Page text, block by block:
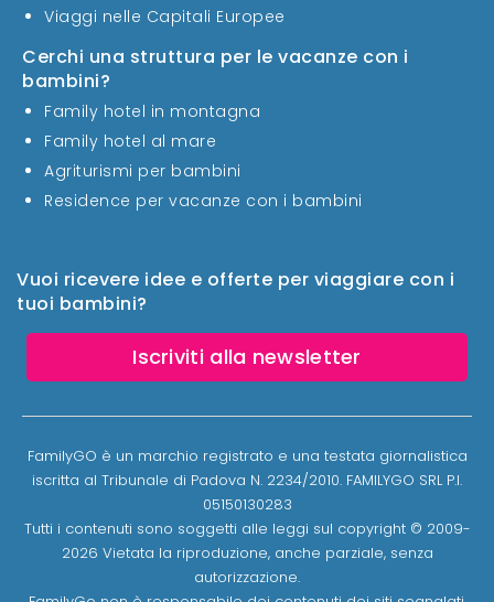
Vuoi ricevere idee e offerte per viaggiare con i
tuoi bambini?
Iscriviti alla newsletter
Viaggi nelle Capitali Europee
Cerchi una struttura per le vacanze con i
bambini?
Family hotel in montagna
Family hotel al mare
Agriturismi per bambini
Residence per vacanze con i bambini
FamilyGO è un marchio registrato e una testata giornalistica
iscritta al Tribunale di Padova N. 2234/2010. FAMILYGO SRL P.I.
05150130283
Tutti i contenuti sono soggetti alle leggi sul copyright © 2009-
2026 Vietata la riproduzione, anche parziale, senza
autorizzazione.